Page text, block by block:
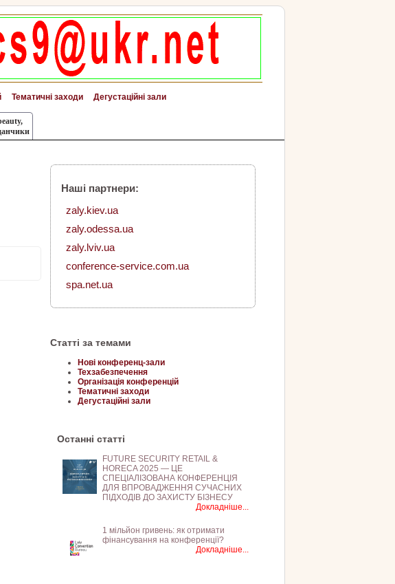
Тематичні заходи Дегустаційні зали
Наші партнери:
zaly.kiev.ua
zaly.odessa.ua
zaly.lviv.ua
conference-service.com.ua
spa.net.ua
Статті за темами
Нові конференц-зали
Техзабезпечення
Організація конференцій
Тематичні заходи
Дегустаційні зали
Останні статті
FUTURE SECURITY RETAIL &
HORECA 2025 — ЦЕ
СПЕЦІАЛІЗОВАНА КОНФЕРЕНЦІЯ
ДЛЯ ВПРОВАДЖЕННЯ СУЧАСНИХ
ПІДХОДІВ ДО ЗАХИСТУ БІЗНЕСУ
Докладніше...
1 мільйон гривень: як отримати
фінансування на конференції?
Докладніше...